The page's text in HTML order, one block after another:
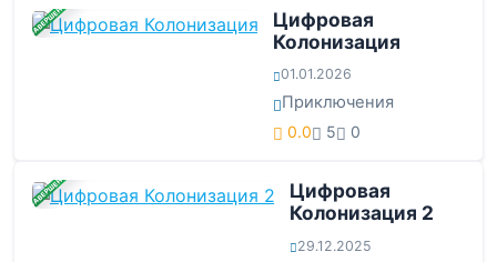
ЗАВЕРШЕНА
Цифровая
Колонизация
01.01.2026
Приключения
0.0 5 0
ЗАВЕРШЕНА
Цифровая
Колонизация 2
29.12.2025